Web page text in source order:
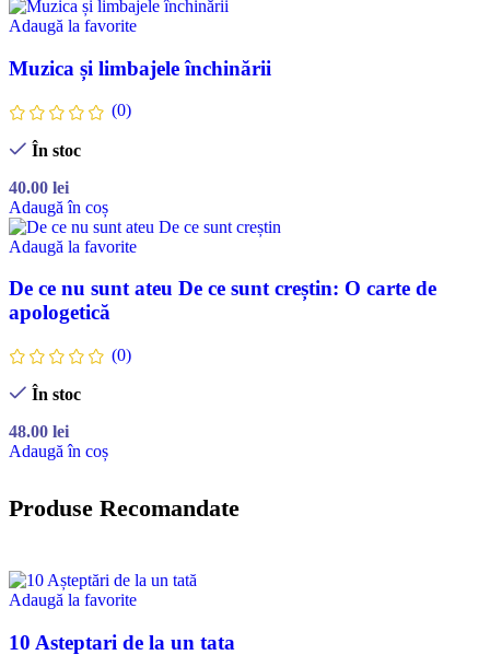
Adaugă la favorite
Muzica și limbajele închinării
(0)
În stoc
40.00 lei
Adaugă în coș
Adaugă la favorite
De ce nu sunt ateu De ce sunt creștin: O carte de
apologetică
(0)
În stoc
48.00 lei
Adaugă în coș
Produse Recomandate
Adaugă la favorite
10 Asteptari de la un tata